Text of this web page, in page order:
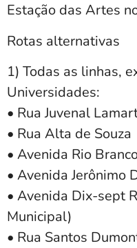
Estação das Artes
Rotas alternativas
1) Todas as linhas,
Universidades:
• Rua Juvenal
• Rua Alta de Souza
• Avenida Rio
• Avenida Jerônimo
• Avenida Dix-sept
Municipal)
• Rua Santos